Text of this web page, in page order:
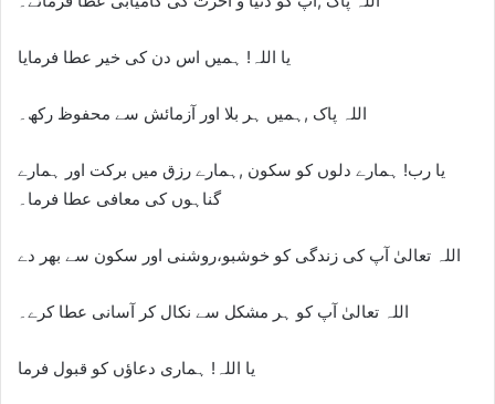
یا اللہ! ہمیں اس دن کی خیر عطا فرمایا
اللہ پاک ,ہمیں ہر بلا اور آزمائش سے محفوظ رکھ۔
یا رب! ہمارے دلوں کو سکون ,ہمارے رزق میں برکت اور ہمارے
گناہوں کی معافی عطا فرما۔
اللہ تعالیٰ آپ کی زندگی کو خوشبو،روشنی اور سکون سے بھر دے
اللہ تعالیٰ آپ کو ہر مشکل سے نکال کر آسانی عطا کرے۔
یا اللہ! ہماری دعاؤں کو قبول فرما